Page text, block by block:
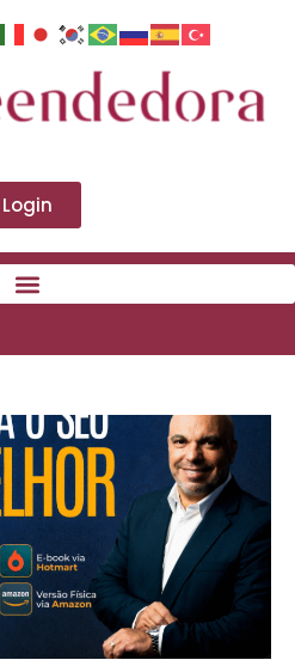
Login